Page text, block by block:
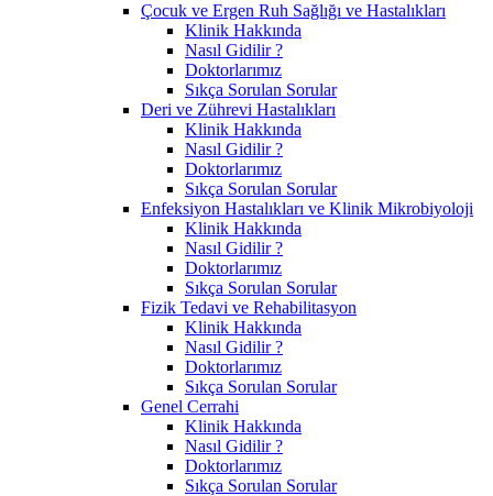
Çocuk ve Ergen Ruh Sağlığı ve Hastalıkları
Klinik Hakkında
Nasıl Gidilir ?
Doktorlarımız
Sıkça Sorulan Sorular
Deri ve Zührevi Hastalıkları
Klinik Hakkında
Nasıl Gidilir ?
Doktorlarımız
Sıkça Sorulan Sorular
Enfeksiyon Hastalıkları ve Klinik Mikrobiyoloji
Klinik Hakkında
Nasıl Gidilir ?
Doktorlarımız
Sıkça Sorulan Sorular
Fizik Tedavi ve Rehabilitasyon
Klinik Hakkında
Nasıl Gidilir ?
Doktorlarımız
Sıkça Sorulan Sorular
Genel Cerrahi
Klinik Hakkında
Nasıl Gidilir ?
Doktorlarımız
Sıkça Sorulan Sorular